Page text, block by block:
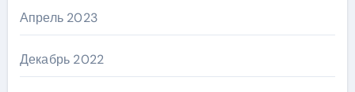
Апрель 2023
Декабрь 2022